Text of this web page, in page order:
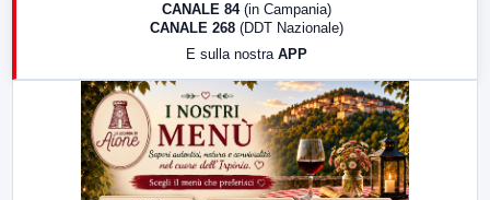
LabNews (replica)
CANALE 84 (in Campania)
CANALE 268 (DDT Nazionale)
E sulla nostra APP